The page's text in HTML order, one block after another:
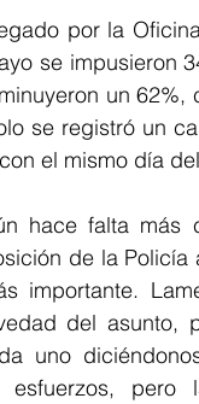
por la
se impusieron
un
se registró un
el mismo día
de la
importante.
del asunto,
uno
esfuerzos,